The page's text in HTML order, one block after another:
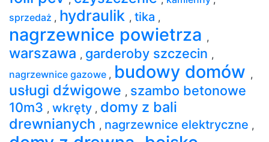
sprzedaż , hydraulik , tika ,
nagrzewnice powietrza ,
warszawa , garderoby szczecin ,
nagrzewnice gazowe , budowy domów ,
usługi dźwigowe , szambo betonowe
10m3 , wkręty , domy z bali
drewnianych , nagrzewnice elektryczne ,